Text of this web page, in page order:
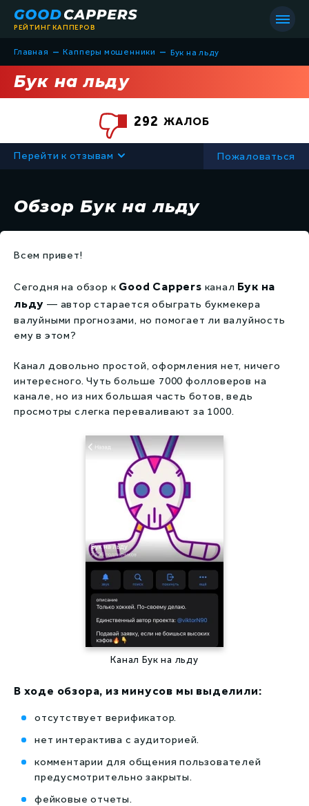
РЕЙТИНГ КАППЕРОВ
Список всех капперов
Капперы мошенники
Капперы на хоккей
Капперы на теннис
Капперы на киберспорт
Сливы прогнозов
Збс рейтинг
Всё о капперах
Термины в ставках
Главная – Капперы мошенники – Бук на льду
Бук на льду
292 ЖАЛОБ
Перейти к отзывам Пожаловаться
Обзор Бук на льду
Всем привет!
Сегодня на обзор к Good Cappers канал Бук на
льду — автор старается обыграть букмекера
валуйными прогнозами, но помогает ли валуйность
ему в этом?
Канал довольно простой, оформления нет, ничего
интересного. Чуть больше 7000 фолловеров на
канале, но из них большая часть ботов, ведь
просмотры слегка переваливают за 1000.
Канал Бук на льду
В ходе обзора, из минусов мы выделили:
отсутствует верификатор.
нет интерактива с аудиторией.
комментарии для общения пользователей
предусмотрительно закрыты.
фейковые отчеты.